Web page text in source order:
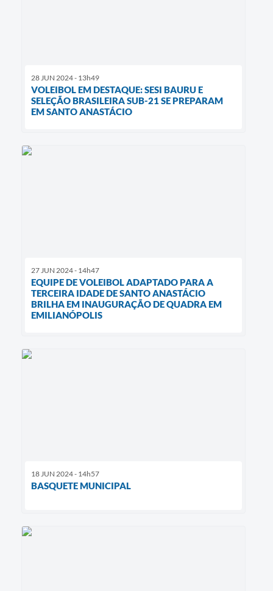
28 JUN 2024 - 13h49
VOLEIBOL EM DESTAQUE: SESI BAURU E
SELEÇÃO BRASILEIRA SUB-21 SE PREPARAM
EM SANTO ANASTÁCIO
27 JUN 2024 - 14h47
EQUIPE DE VOLEIBOL ADAPTADO PARA A
TERCEIRA IDADE DE SANTO ANASTÁCIO
BRILHA EM INAUGURAÇÃO DE QUADRA EM
EMILIANÓPOLIS
18 JUN 2024 - 14h57
BASQUETE MUNICIPAL